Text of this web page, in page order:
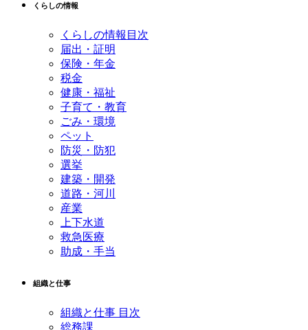
くらしの情報
くらしの情報目次
届出・証明
保険・年金
税金
健康・福祉
子育て・教育
ごみ・環境
ペット
防災・防犯
選挙
建築・開発
道路・河川
産業
上下水道
救急医療
助成・手当
組織と仕事
組織と仕事 目次
総務課